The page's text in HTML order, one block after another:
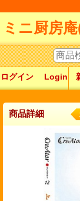
ミニ厨房
ログイン Login
商品詳細